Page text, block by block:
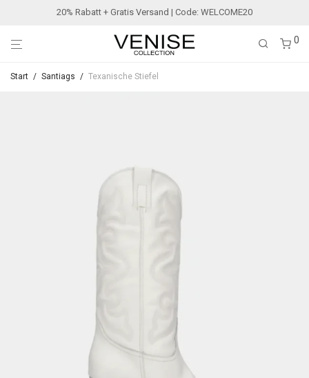
20% Rabatt + Gratis Versand | Code: WELCOME20
0
Start / Santiags / Texanische Stiefel